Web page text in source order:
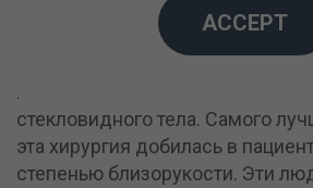
Да и нет. В VI в. до н.э.,
на хрусталик, вдавливая его в
стекловидного тела. Самого
эта хирургия добилась в
степенью близорукости. Эти
ACCEPT